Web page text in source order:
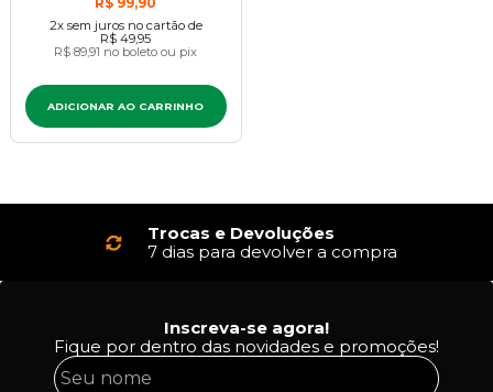
2x sem juros no cartãode
R$ 49,95
R$ 89,91 no boleto ou pix
ADICIONAR AO CARRINHO
Trocas e Devoluções
7 dias para devolver a compra
Inscreva-se agora!
Fique por dentro das novidades e promoções!